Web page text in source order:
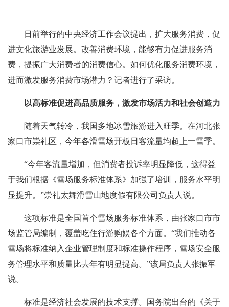
日前举行的中央经济工作会议提出，扩大服务消费，促
进文化旅游业发展。改善消费环境，能够有力促进服务消
费，提振广大消费者的消费信心。如何优化服务消费环境，
进而激发服务消费市场潜力？记者进行了采访。
以高标准促进高品质服务，激发市场活力和社会创造力
随着天气转冷，我国多地冰雪旅游进入旺季。在河北张
家口市崇礼区，今年各滑雪场开板日客流量均超上一雪季。
“今年客流量增加，但消费者投诉率明显降低，这得益
于我们根据《雪场服务标准体系》加强了培训，服务水平明
显提升。”崇礼太舞滑雪山地度假有限公司负责人说。
这项标准是全国首个雪场服务标准体系，由张家口市市
场监管局编制，覆盖吃住行游购娱各个方面。“我们推动各
雪场将标准纳入企业管理制度和标准操作程序，雪场安全服
务管理水平和质量比去年有明显提高。”该局负责人张振军
说。
标准是经济社会发展的技术支撑。国务院出台的《关于